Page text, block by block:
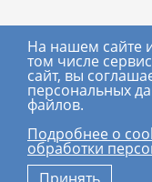
Центрифуга
8 800 600-06-01
+7 (495) 145-06-01
(с) МИДА, 2018-2026.
Все права
защищены.
На нашем сайте
том числе
сайт, вы
персональных
файлов.
Подробнее о
обработки